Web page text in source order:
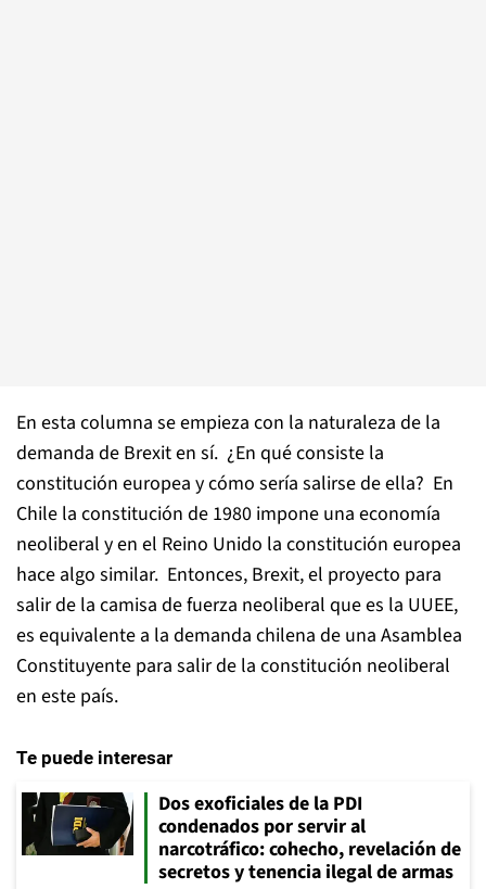
En esta columna se empieza con la naturaleza de la
demanda de Brexit en sí. ¿En qué consiste la
constitución europea y cómo sería salirse de ella? En
Chile la constitución de 1980 impone una economía
neoliberal y en el Reino Unido la constitución europea
hace algo similar. Entonces, Brexit, el proyecto para
salir de la camisa de fuerza neoliberal que es la UUEE,
es equivalente a la demanda chilena de una Asamblea
Constituyente para salir de la constitución neoliberal
en este país.
Te puede interesar
Dos exoficiales de la PDI
condenados por servir al
narcotráfico: cohecho, revelación de
secretos y tenencia ilegal de armas